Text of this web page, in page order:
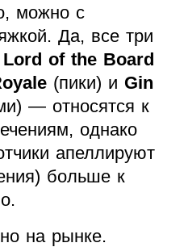
можно с
Да, все три
Lord of the Board
(пики) и Gin
— относятся к
однако
апеллируют
больше к
на рынке.